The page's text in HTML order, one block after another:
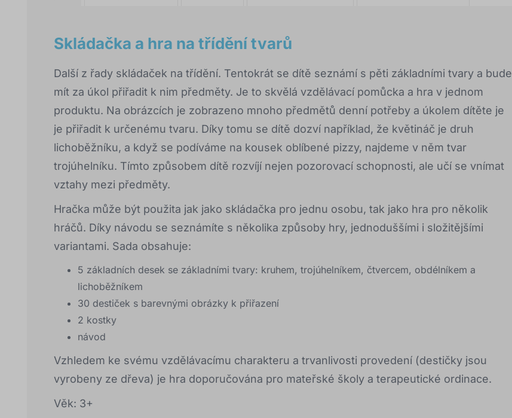
Skládačka a hra na třídění tvarů
Další z řady skládaček na třídění. Tentokrát se dítě seznámí s pěti základními tvary a bude
mít za úkol přiřadit k nim předměty. Je to skvělá vzdělávací pomůcka a hra v jednom
produktu. Na obrázcích je zobrazeno mnoho předmětů denní potřeby a úkolem dítěte je
je přiřadit k určenému tvaru. Díky tomu se dítě dozví například, že květináč je druh
lichoběžníku, a když se podíváme na kousek oblíbené pizzy, najdeme v něm tvar
trojúhelníku. Tímto způsobem dítě rozvíjí nejen pozorovací schopnosti, ale učí se vnímat
vztahy mezi předměty.
Hračka může být použita jak jako skládačka pro jednu osobu, tak jako hra pro několik
hráčů. Díky návodu se seznámíte s několika způsoby hry, jednoduššími i složitějšími
variantami. Sada obsahuje:
5 základních desek se základními tvary: kruhem, trojúhelníkem, čtvercem, obdélníkem a
lichoběžníkem
30 destiček s barevnými obrázky k přiřazení
2 kostky
návod
Vzhledem ke svému vzdělávacímu charakteru a trvanlivosti provedení (destičky jsou
vyrobeny ze dřeva) je hra doporučována pro mateřské školy a terapeutické ordinace.
Věk: 3+